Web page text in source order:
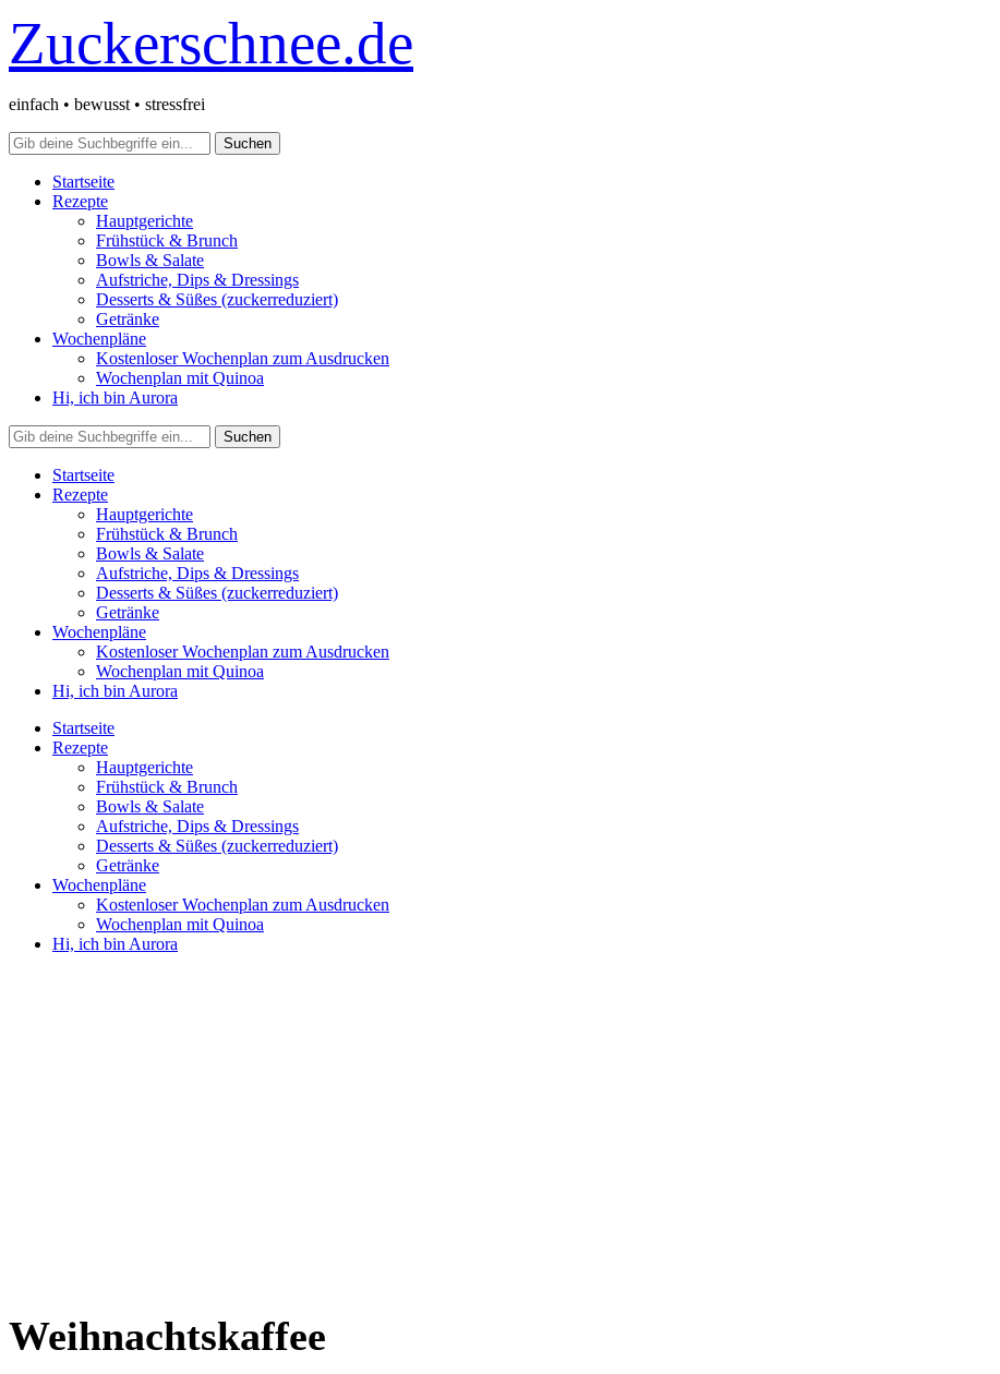
Zuckerschnee.de
einfach • bewusst • stressfrei
Startseite
Rezepte
Hauptgerichte
Frühstück & Brunch
Bowls & Salate
Aufstriche, Dips & Dressings
Desserts & Süßes (zuckerreduziert)
Getränke
Wochenpläne
Kostenloser Wochenplan zum Ausdrucken
Wochenplan mit Quinoa
Hi, ich bin Aurora
Startseite
Rezepte
Hauptgerichte
Frühstück & Brunch
Bowls & Salate
Aufstriche, Dips & Dressings
Desserts & Süßes (zuckerreduziert)
Getränke
Wochenpläne
Kostenloser Wochenplan zum Ausdrucken
Wochenplan mit Quinoa
Hi, ich bin Aurora
Startseite
Rezepte
Hauptgerichte
Frühstück & Brunch
Bowls & Salate
Aufstriche, Dips & Dressings
Desserts & Süßes (zuckerreduziert)
Getränke
Wochenpläne
Kostenloser Wochenplan zum Ausdrucken
Wochenplan mit Quinoa
Hi, ich bin Aurora
Weihnachtskaffee